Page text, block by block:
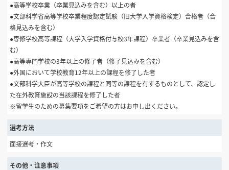
●高等学校卒業（卒業見込みを含む）以上の者
●文部科学省高等学校卒業程度認定試験（旧大学入学資格検定）合格者（合
格見込みを含む）
●専修学校高等課程（大学入学資格付与校3年課程）卒業者（卒業見込みを含
む）
●高等専門学校の3年以上の修了者（修了見込みを含む）
●外国において学校教育12年以上の課程を修了した者
●文部科学大臣が高等学校の課程と同等の課程を有するものとして、認定し
た在外教育施設の当該課程を修了した者
※留学生のための募集要項をご希望の方はお申し出ください。
選考方法
面接選考・作文
その他・注意事項